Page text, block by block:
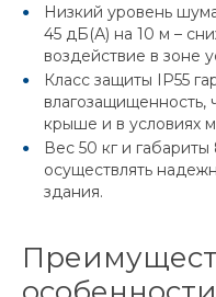
Низкий уровень
45 дБ(А) на 10 м –
воздействие в зоне
Класс защиты IP55
влагозащищенность,
крыше и в условиях
Вес 50 кг и
осуществлять
здания.